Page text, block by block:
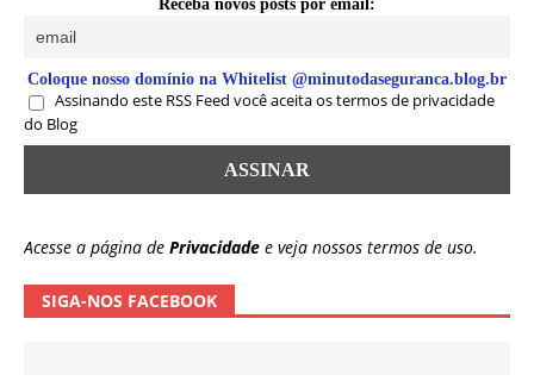
Receba novos posts por email:
Coloque nosso domínio na Whitelist @minutodaseguranca.blog.br
Assinando este RSS Feed você aceita os termos de privacidade
do Blog
Acesse a página de Privacidade e veja nossos termos de uso.
SIGA-NOS FACEBOOK